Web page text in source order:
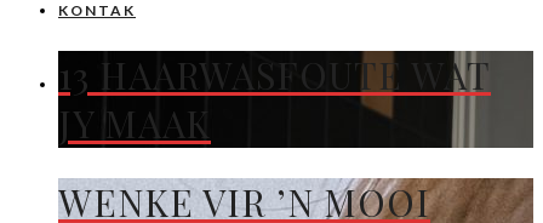
KONTAK
13 HAARWASFOUTE WAT
JY MAAK
WENKE VIR ’N MOOI